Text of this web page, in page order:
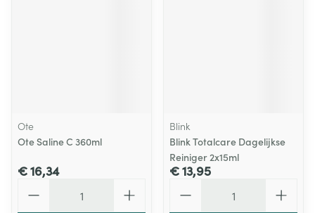
Ote
Ote Saline C 360ml
€ 16,34
Blink
Blink Totalcare Dagelijkse
Reiniger 2x15ml
€ 13,95